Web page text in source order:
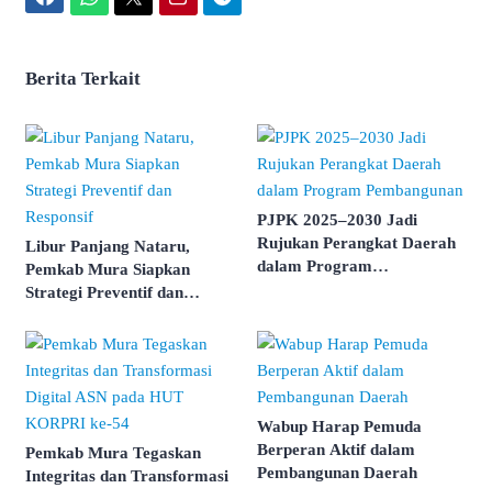
Berita Terkait
Libur Panjang Nataru,
Pemkab Mura Siapkan
Strategi Preventif dan
PJPK 2025–2030 Jadi
Rujukan Perangkat Daerah
dalam Program
Pemkab Mura Tegaskan
Integritas dan Transformasi
Wabup Harap Pemuda
Berperan Aktif dalam
Pembangunan Daerah